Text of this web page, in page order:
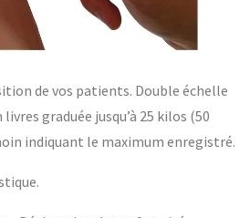
de vos patients. Double échelle
graduée jusqu’à 25 kilos (50
indiquant le maximum enregistré.